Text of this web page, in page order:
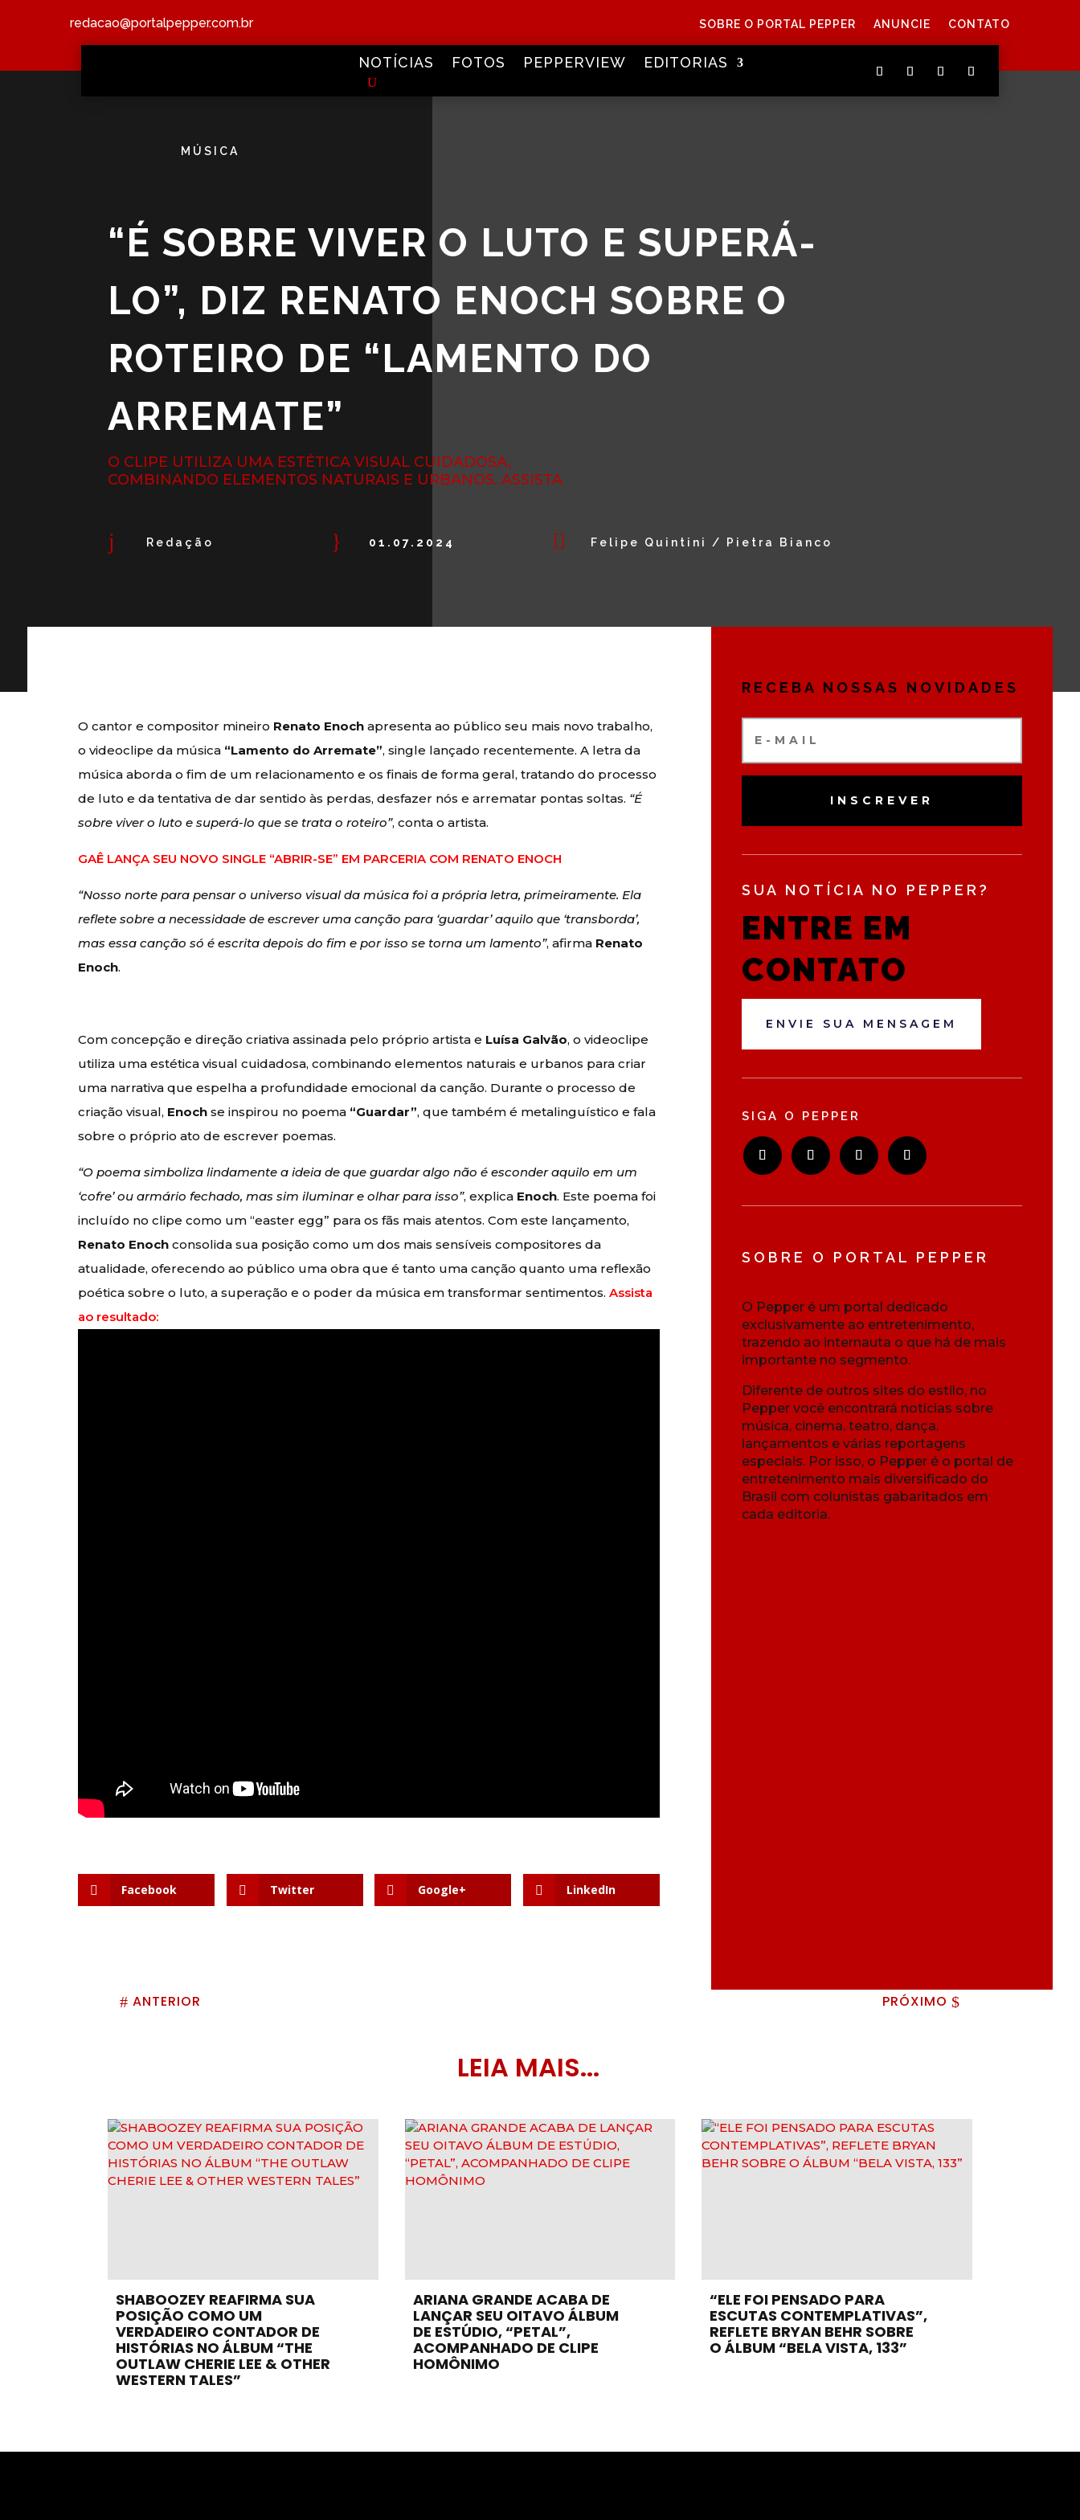
redacao@portalpepper.com.br SOBRE O PORTAL PEPPER ANUNCIE CONTATO
NOTÍCIAS FOTOS PEPPERVIEW EDITORIAS
MÚSICA
“É SOBRE VIVER O LUTO E SUPERÁ-
LO”, DIZ RENATO ENOCH SOBRE O
ROTEIRO DE “LAMENTO DO
ARREMATE”
O CLIPE UTILIZA UMA ESTÉTICA VISUAL CUIDADOSA,
COMBINANDO ELEMENTOS NATURAIS E URBANOS. ASSISTA
j Redação } 01.07.2024  Felipe Quintini / Pietra Bianco
O cantor e compositor mineiro Renato Enoch apresenta ao público seu mais novo trabalho,
o videoclipe da música “Lamento do Arremate”, single lançado recentemente. A letra da
música aborda o fim de um relacionamento e os finais de forma geral, tratando do processo
de luto e da tentativa de dar sentido às perdas, desfazer nós e arrematar pontas soltas. “É
sobre viver o luto e superá-lo que se trata o roteiro”, conta o artista.
GAÊ LANÇA SEU NOVO SINGLE “ABRIR-SE” EM PARCERIA COM RENATO ENOCH
“Nosso norte para pensar o universo visual da música foi a própria letra, primeiramente. Ela
reflete sobre a necessidade de escrever uma canção para ‘guardar’ aquilo que ‘transborda’,
mas essa canção só é escrita depois do fim e por isso se torna um lamento”, afirma Renato
Enoch.
Com concepção e direção criativa assinada pelo próprio artista e Luísa Galvão, o videoclipe
utiliza uma estética visual cuidadosa, combinando elementos naturais e urbanos para criar
uma narrativa que espelha a profundidade emocional da canção. Durante o processo de
criação visual, Enoch se inspirou no poema “Guardar”, que também é metalinguístico e fala
sobre o próprio ato de escrever poemas.
“O poema simboliza lindamente a ideia de que guardar algo não é esconder aquilo em um
‘cofre’ ou armário fechado, mas sim iluminar e olhar para isso”, explica Enoch. Este poema foi
incluído no clipe como um “easter egg” para os fãs mais atentos. Com este lançamento,
Renato Enoch consolida sua posição como um dos mais sensíveis compositores da
atualidade, oferecendo ao público uma obra que é tanto uma canção quanto uma reflexão
poética sobre o luto, a superação e o poder da música em transformar sentimentos.Assista
ao resultado:
Facebook Twitter Google+ LinkedIn
RECEBA NOSSAS NOVIDADES
INSCREVER
SUA NOTÍCIA NO PEPPER?
ENTRE EM
CONTATO
ENVIE SUA MENSAGEM
SIGA O PEPPER
SOBRE O PORTAL PEPPER
O Pepper é um portal dedicado
exclusivamente ao entretenimento,
trazendo ao internauta o que há de mais
importante no segmento.
Diferente de outros sites do estilo, no
Pepper você encontrará notícias sobre
música, cinema, teatro, dança,
lançamentos e várias reportagens
especiais. Por isso, o Pepper é o portal de
entretenimento mais diversificado do
Brasil com colunistas gabaritados em
cada editoria.
# ANTERIOR PRÓXIMO $
LEIA MAIS...
SHABOOZEY REAFIRMA SUA
POSIÇÃO COMO UM
VERDADEIRO CONTADOR DE
HISTÓRIAS NO ÁLBUM “THE
OUTLAW CHERIE LEE & OTHER
WESTERN TALES”
ARIANA GRANDE ACABA DE
LANÇAR SEU OITAVO ÁLBUM
DE ESTÚDIO, “PETAL”,
ACOMPANHADO DE CLIPE
HOMÔNIMO
“ELE FOI PENSADO PARA
ESCUTAS CONTEMPLATIVAS”,
REFLETE BRYAN BEHR SOBRE
O ÁLBUM “BELA VISTA, 133”